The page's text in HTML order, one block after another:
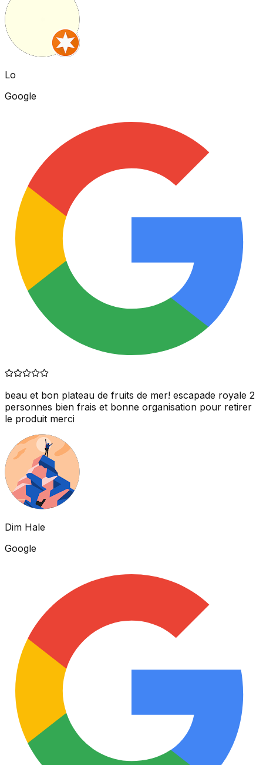
Lo
Google
beau et bon plateau de fruits de mer! escapade royale 2
personnes bien frais et bonne organisation pour retirer
le produit merci
Dim Hale
Google